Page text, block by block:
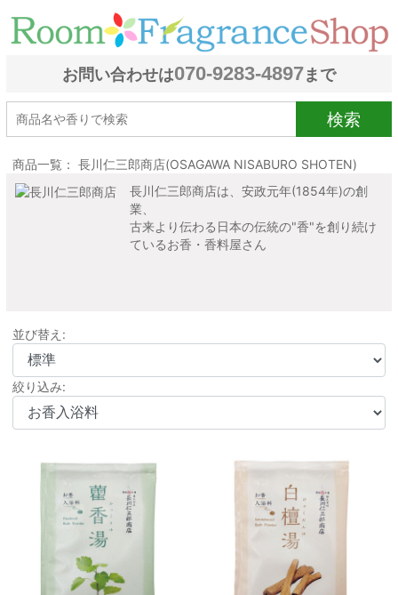
お問い合わせは070-9283-4897まで
検索
商品一覧： 長川仁三郎商店(OSAGAWA NISABURO SHOTEN)
長川仁三郎商店は、安政元年(1854年)の創
業、
古来より伝わる日本の伝統の"香"を創り続け
ているお香・香料屋さん
並び替え:
絞り込み: